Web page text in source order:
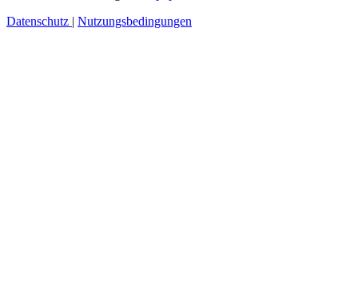
Datenschutz | Nutzungsbedingungen